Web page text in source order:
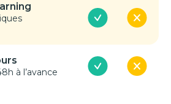
à l’avance